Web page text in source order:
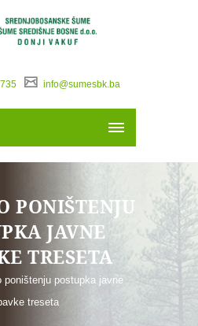
info@sumesbk.ba
PONIŠTENJU
JAVNE
TRESETA
poništenju postupka javne
treseta